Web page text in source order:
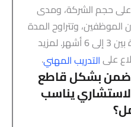
حجم الشركة، ومدى
وتتراوح المدة
في المشاريع النموذجية عادة بين 3 إلى 6 أشهر. لمزيد
علىالتدريب المهني.
أضمن بشكل قاطع
يناسب